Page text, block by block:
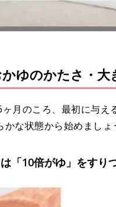
かゆのかたさ・大
月のころ、最初に与え
な状態から始めましょ
「10倍がゆ」をすり